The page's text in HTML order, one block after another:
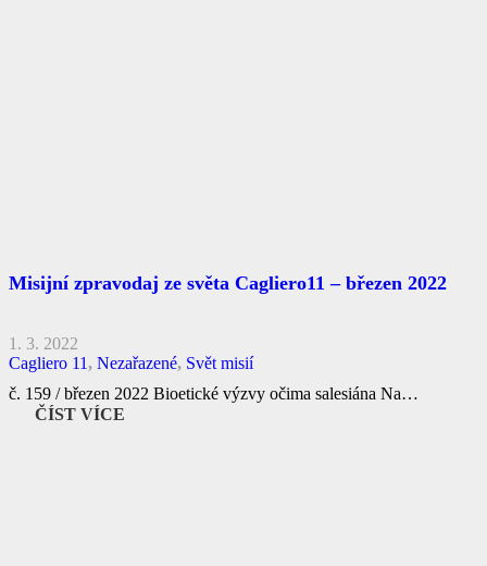
Misijní zpravodaj ze světa Cagliero11 – březen 2022
1. 3. 2022
Cagliero 11 , Nezařazené, Svět misií
č. 159 / březen 2022 Bioetické výzvy očima salesiána Na…
ČÍST VÍCE